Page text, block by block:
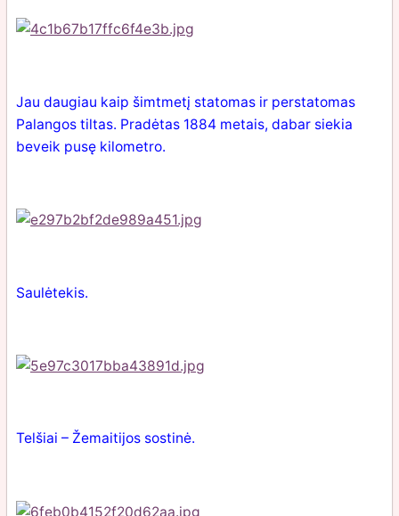
Jau daugiau kaip šimtmetį statomas ir perstatomas
Palangos tiltas. Pradėtas 1884 metais, dabar siekia
beveik pusę kilometro.
Saulėtekis.
Telšiai – Žemaitijos sostinė.